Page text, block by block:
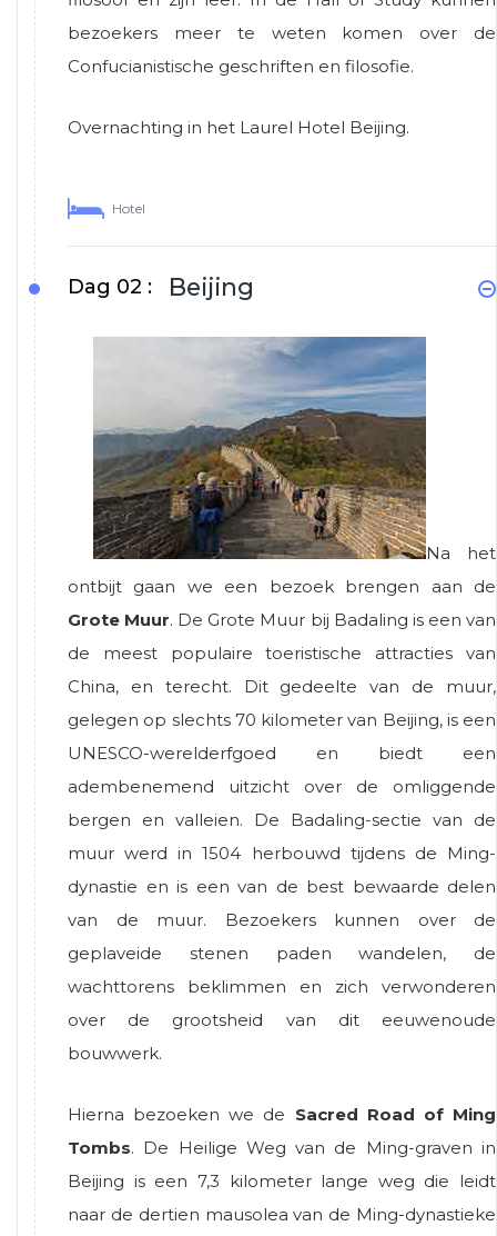
bezoekers meer te weten komen over de
Confucianistische geschriften en filosofie.
Overnachting in het Laurel Hotel Beijing.
Hotel
Dag 02 : Beijing
Na het
ontbijt gaan we een bezoek brengen aan de
Grote Muur. De Grote Muur bij Badaling is een van
de meest populaire toeristische attracties van
China, en terecht. Dit gedeelte van de muur,
gelegen op slechts 70 kilometer van Beijing, is een
UNESCO-werelderfgoed en biedt een
adembenemend uitzicht over de omliggende
bergen en valleien. De Badaling-sectie van de
muur werd in 1504 herbouwd tijdens de Ming-
dynastie en is een van de best bewaarde delen
van de muur. Bezoekers kunnen over de
geplaveide stenen paden wandelen, de
wachttorens beklimmen en zich verwonderen
over de grootsheid van dit eeuwenoude
bouwwerk.
Hierna bezoeken we de Sacred Road of Ming
Tombs. De Heilige Weg van de Ming-graven in
Beijing is een 7,3 kilometer lange weg die leidt
naar de dertien mausolea van de Ming-dynastieke